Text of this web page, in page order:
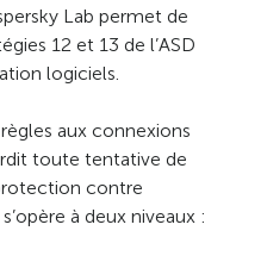
Lab permet de
12 et 13 de l’ASD
logiciels.
aux connexions
toute tentative de
contre
à deux niveaux :